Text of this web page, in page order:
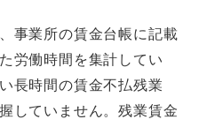
事業所の賃金台帳に記載
労働時間を集計してい
長時間の賃金不払残業
していません。残業賃金